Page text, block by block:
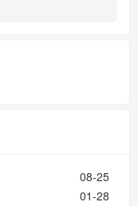
08-25
01-28